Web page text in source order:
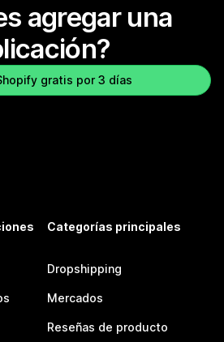
agregar una
gratis por 3 días
Categorías principales
Dropshipping
Mercados
Reseñas de producto